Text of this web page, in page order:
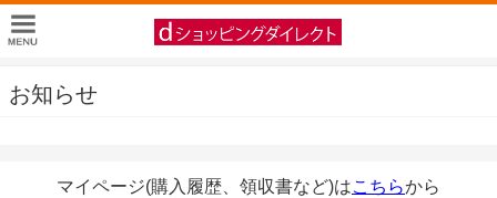
お知らせ
マイページ(購入履歴、領収書など)はこちらから